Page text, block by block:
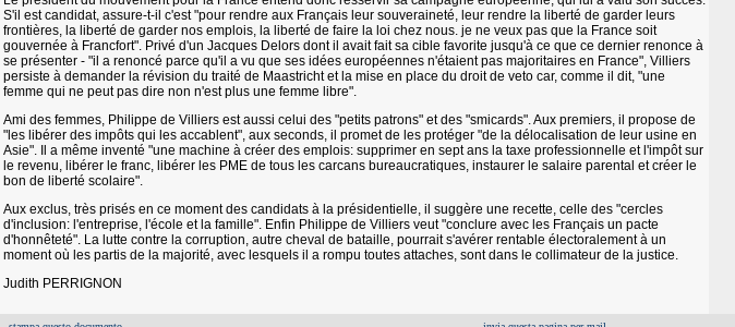
S'il est candidat, assure-t-il c'est "pour rendre aux Français leur souveraineté, leur rendre la liberté de garder leurs
frontières, la liberté de garder nos emplois, la liberté de faire la loi chez nous. je ne veux pas que la France soit
gouvernée à Francfort". Privé d'un Jacques Delors dont il avait fait sa cible favorite jusqu'à ce que ce dernier renonce à
se présenter - "il a renoncé parce qu'il a vu que ses idées européennes n'étaient pas majoritaires en France", Villiers
persiste à demander la révision du traité de Maastricht et la mise en place du droit de veto car, comme il dit, "une
femme qui ne peut pas dire non n'est plus une femme libre".
Ami des femmes, Philippe de Villiers est aussi celui des "petits patrons" et des "smicards". Aux premiers, il propose de
"les libérer des impôts qui les accablent", aux seconds, il promet de les protéger "de la délocalisation de leur usine en
Asie". Il a même inventé "une machine à créer des emplois: supprimer en sept ans la taxe professionnelle et l'impôt sur
le revenu, libérer le franc, libérer les PME de tous les carcans bureaucratiques, instaurer le salaire parental et créer le
bon de liberté scolaire".
Aux exclus, très prisés en ce moment des candidats à la présidentielle, il suggère une recette, celle des "cercles
d'inclusion: l'entreprise, l'école et la famille". Enfin Philippe de Villiers veut "conclure avec les Français un pacte
d'honnêteté". La lutte contre la corruption, autre cheval de bataille, pourrait s'avérer rentable électoralement à un
moment où les partis de la majorité, avec lesquels il a rompu toutes attaches, sont dans le collimateur de la justice.
Judith PERRIGNON